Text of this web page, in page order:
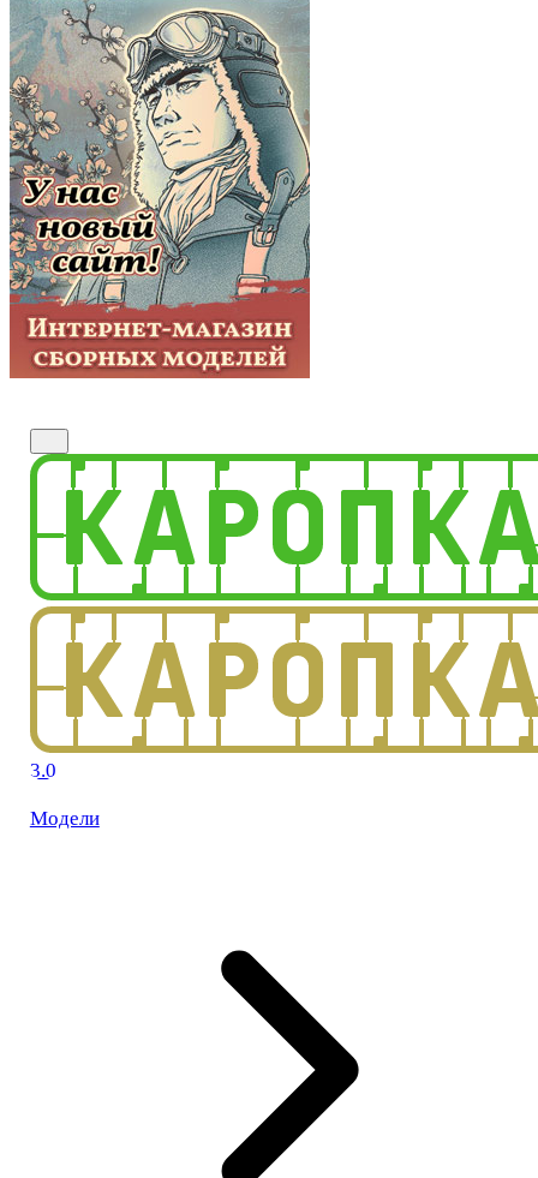
3.0
Модели